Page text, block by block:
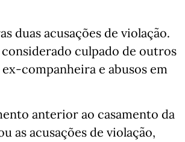
duas acusações de violação.
culpado de outros
companheira e abusos em
anterior ao casamento da
as acusações de violação,